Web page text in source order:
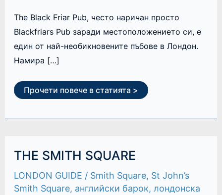
The Black Friar Pub, често наричан просто
Blackfriars Pub заради местоположението си, е
един от най-необикновените пъбове в Лондон.
Намира […]
Прочети повече в статията >
THE SMITH SQUARE
LONDON GUIDE / Smith Square, St John’s
Smith Square, английски барок, лондонска
THE
SMITH